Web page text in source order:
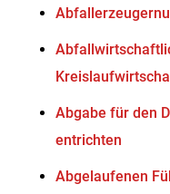
Abgabe für den
entrichten
Abgelaufenen